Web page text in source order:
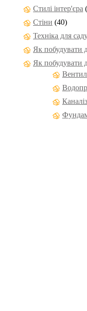
Стилі інтер'єра
Стіни (40)
Техніка для
Як побудувати
Як побудувати